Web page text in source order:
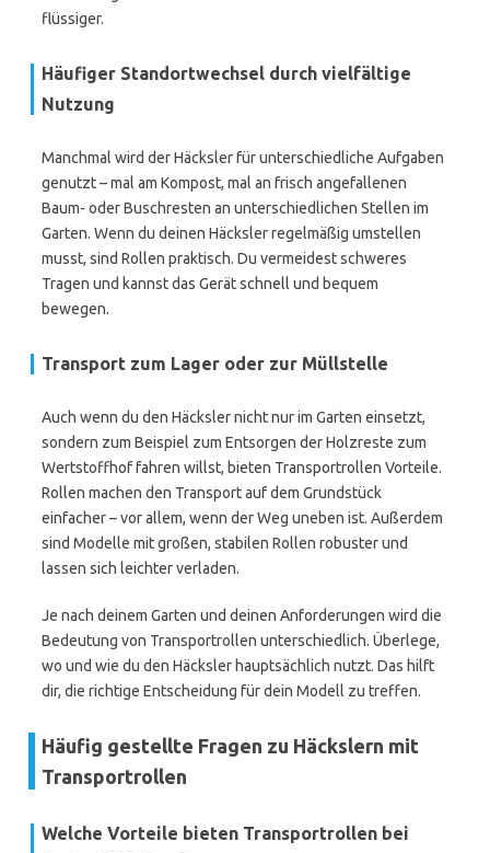
flüssiger.
Häufiger Standortwechsel durch vielfältige
Nutzung
Manchmal wird der Häcksler für unterschiedliche Aufgaben
genutzt – mal am Kompost, mal an frisch angefallenen
Baum- oder Buschresten an unterschiedlichen Stellen im
Garten. Wenn du deinen Häcksler regelmäßig umstellen
musst, sind Rollen praktisch. Du vermeidest schweres
Tragen und kannst das Gerät schnell und bequem
bewegen.
Transport zum Lager oder zur Müllstelle
Auch wenn du den Häcksler nicht nur im Garten einsetzt,
sondern zum Beispiel zum Entsorgen der Holzreste zum
Wertstoffhof fahren willst, bieten Transportrollen Vorteile.
Rollen machen den Transport auf dem Grundstück
einfacher – vor allem, wenn der Weg uneben ist. Außerdem
sind Modelle mit großen, stabilen Rollen robuster und
lassen sich leichter verladen.
Je nach deinem Garten und deinen Anforderungen wird die
Bedeutung von Transportrollen unterschiedlich. Überlege,
wo und wie du den Häcksler hauptsächlich nutzt. Das hilft
dir, die richtige Entscheidung für dein Modell zu treffen.
Häufig gestellte Fragen zu Häckslern mit
Transportrollen
Welche Vorteile bieten Transportrollen bei